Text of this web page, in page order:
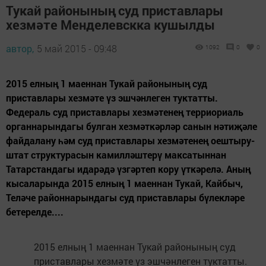
Тукай районының суд приставлары
хезмәте Менделевскка кушылды
автор, 5 май 2015 - 09:48 1092 0 0
2015 елның 1 маеннан Тукай районының суд
приставлары хезмәте үз эшчәнлеген туктатты.
Федераль суд приставлары хезмәтенең терриориаль
органнарындагы булган хезмәткәрләр санын нәтиҗәле
файдалану һәм суд приставлары хезмәтенең оештыру-
штат структурасын камилләштерү максатыннан
Татарстандагы идарәдә үзгәртеп кору үткәрелә. Аның
кысаларында 2015 елның 1 маеннан Тукай, Кайбыч,
Теләче районнарындагы суд приставлары бүлекләре
бетерелде....
2015 елның 1 маеннан Тукай районының суд
приставлары хезмәте үз эшчәнлеген туктатты.